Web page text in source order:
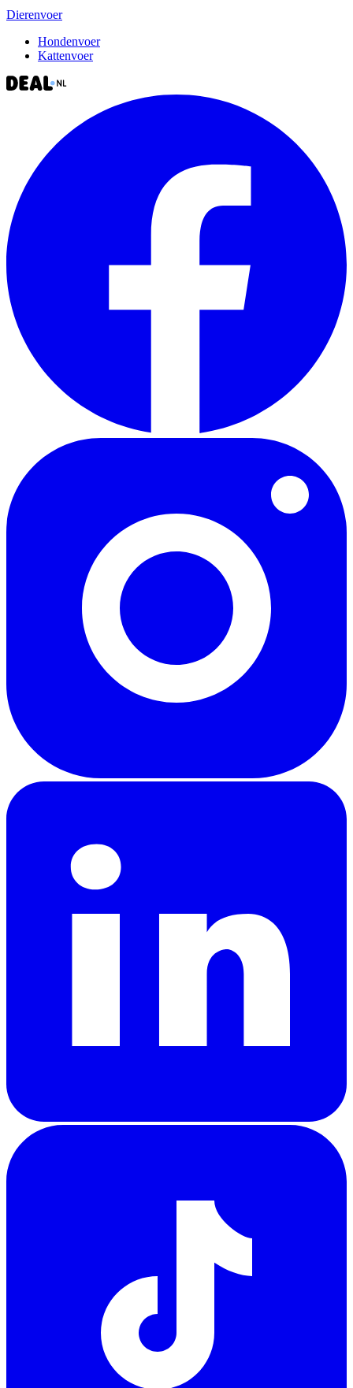
Dierenvoer
Hondenvoer
Kattenvoer